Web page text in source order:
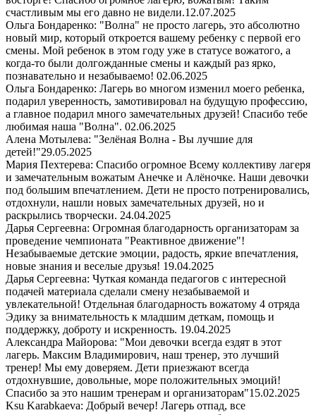
счастливым мы его давно не видели.12.07.2025
Ольга Бондаренко: "Волна" не просто лагерь, это абсолютно
новый мир, который откроется вашему ребенку с первой его
смены. Мой ребенок в этом году уже в статусе вожатого, а
когда-то были долгожданные смены и каждый раз ярко,
познавательно и незабываемо! 02.06.2025
Ольга Бондаренко: Лагерь во многом изменил моего ребенка,
подарил уверенность, замотивировал на будущую профессию,
а главное подарил много замечательных друзей! Спасибо тебе
любимая наша "Волна". 02.06.2025
Алена Мотылева: "Зелёная Волна - Вы лучшие для
детей!"29.05.2025
Мария Пехтерева: Спасибо огромное Всему коллективу лагеря
и замечательным вожатым Анечке и Алёночке. Наши девочки
под большим впечатлением. Дети не просто потренировались,
отдохнули, нашли новых замечательных друзей, но и
раскрылись творчески. 24.04.2025
Дарья Сергеевна: Огромная благодарность организаторам за
проведение чемпионата "Реактивное движение"!
Незабываемые детские эмоции, радость, яркие впечатления,
новые знания и веселые друзья! 19.04.2025
Дарья Сергеевна: Чуткая команда педагогов с интересной
подачей материала сделали смену незабываемой и
увлекательной! Отдельная благодарность вожатому 4 отряда
Эдику за внимательность к младшим деткам, помощь и
поддержку, доброту и искренность. 19.04.2025
Александра Майорова: "Мои девочки всегда ездят в этот
лагерь. Максим Владимирович, наш тренер, это лучший
тренер! Мы ему доверяем. Дети приезжают всегда
отдохнувшие, довольные, море положительных эмоций!
Спасибо за это нашим тренерам и организаторам"15.02.2025
Ksu Karabkaeva: Добрый вечер! Лагерь отпад, все